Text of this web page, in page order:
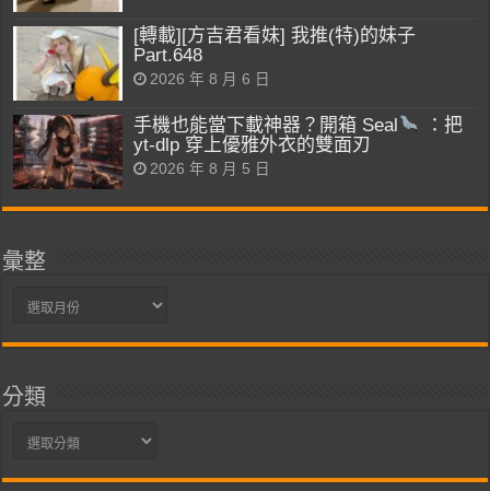
[轉載][方吉君看妹] 我推(特)的妹子
Part.648
2026 年 8 月 6 日
手機也能當下載神器？開箱 Seal
：把
yt-dlp 穿上優雅外衣的雙面刃
2026 年 8 月 5 日
彙整
彙
分類
分